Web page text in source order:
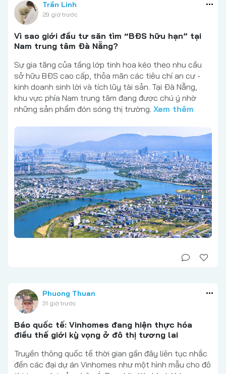
Trần Linh
29 giờ trước
Vì sao giới đầu tư săn tìm “BĐS hữu hạn” tại
Nam trung tâm Đà Nẵng?
Sự gia tăng của tầng lớp tinh hoa kéo theo nhu cầu
sở hữu BĐS cao cấp, thỏa mãn các tiêu chí an cư -
kinh doanh sinh lời và tích lũy tài sản. Tại Đà Nẵng,
khu vực phía Nam trung tâm đang được chú ý nhờ
những sản phẩm đón sóng thị trường. Xem thêm
Phuong Thuan
31 giờ trước
Báo quốc tế: Vinhomes đang hiện thực hóa
điều thế giới kỳ vọng ở đô thị tương lai
Truyền thông quốc tế thời gian gần đây liên tục nhắc
đến các đại dự án Vinhomes như một hình mẫu cho đô